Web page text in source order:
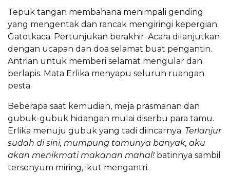
Tepuk tangan membahana menimpali gending
yang mengentak dan rancak mengiringi kepergian
Gatotkaca. Pertunjukan berakhir. Acara dilanjutkan
dengan ucapan dan doa selamat buat pengantin.
Antrian untuk memberi selamat mengular dan
berlapis. Mata Erlika menyapu seluruh ruangan
pesta.
Beberapa saat kemudian, meja prasmanan dan
gubuk-gubuk hidangan mulai diserbu para tamu.
Erlika menuju gubuk yang tadi diincarnya. Terlanjur
sudah di sini, mumpung tamunya banyak, aku
akan menikmati makanan mahal! batinnya sambil
tersenyum miring, ikut mengantri.